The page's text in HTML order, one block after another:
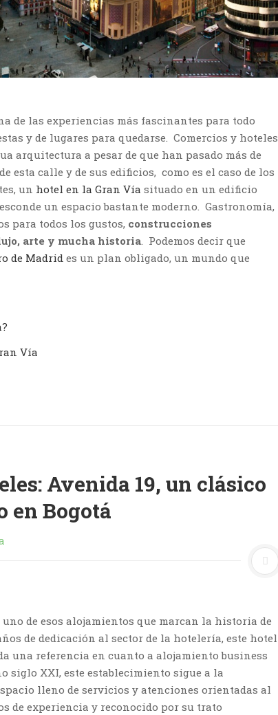
de las experiencias más fascinantes para todo
y de lugares para quedarse. Comercios y hoteles
arquitectura a pesar de que han pasado más de
esta calle y de sus edificios, como es el caso de los
un hotel en la Gran Vía situado en un edificio
un espacio bastante moderno. Gastronomía,
para todos los gustos, construcciones
arte y mucha historia . Podemos decir que
de Madrid es un plan obligado, un mundo que
Vía
Avenida 19, un clásico
en Bogotá
uno de esos alojamientos que marcan la historia de
de dedicación al sector de la hotelería, este hotel
una referencia en cuanto a alojamiento business
siglo XXI, este establecimiento sigue a la
lleno de servicios y atenciones orientadas al
de experiencia y reconocido por su trato